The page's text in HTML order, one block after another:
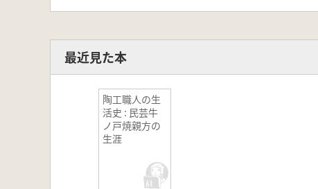
最近見た本
陶工職人の生
活史 : 民芸牛
ノ戸焼親方の
生涯